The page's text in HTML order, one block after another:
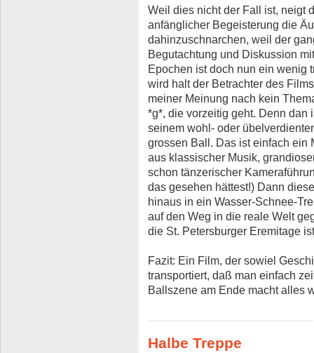
Weil dies nicht der Fall ist, neigt
anfänglicher Begeisterung die
dahinzuschnarchen, weil der
Begutachtung und Diskussion
Epochen ist doch nun ein wenig
wird halt der Betrachter des
meiner Meinung nach kein
*g*, die vorzeitig geht. Denn dan
seinem wohl- oder
grossen Ball. Das ist einfach ein
aus klassischer Musik,
schon tänzerischer
das gesehen hättest!) Dann
hinaus in ein Wasser-Schnee-
auf den Weg in die reale Welt
die St. Petersburger Eremitage
Fazit: Ein Film, der sowiel
transportiert, daß man einfach
Ballszene am Ende macht alles
Halbe Treppe